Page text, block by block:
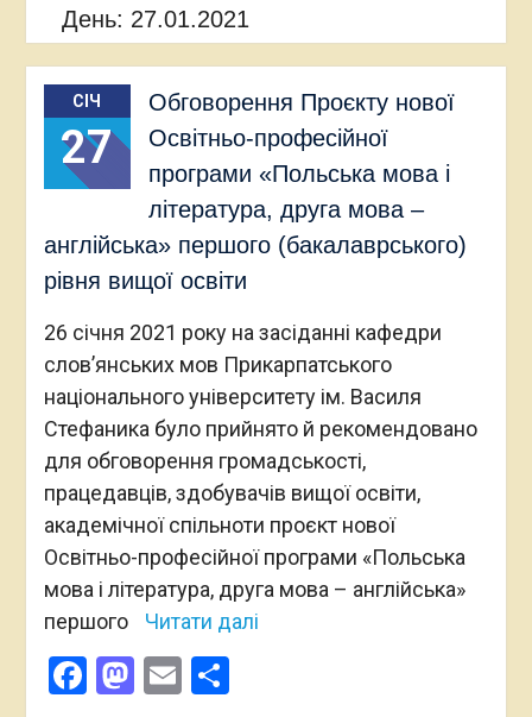
День: 27.01.2021
СІЧ
27
Обговорення Проєкту нової
Освітньо-професійної
програми «Польська мова і
література, друга мова –
англійська» першого (бакалаврського)
рівня вищої освіти
26 січня 2021 року на засіданні кафедри
слов’янських мов Прикарпатського
національного університету ім. Василя
Стефаника було прийнято й рекомендовано
для обговорення громадськості,
працедавців, здобувачів вищої освіти,
академічної спільноти проєкт нової
Освітньо-професійної програми «Польська
мова і література, друга мова – англійська»
першого
Читати далі
Facebook
Mastodon
EmailПоділитися